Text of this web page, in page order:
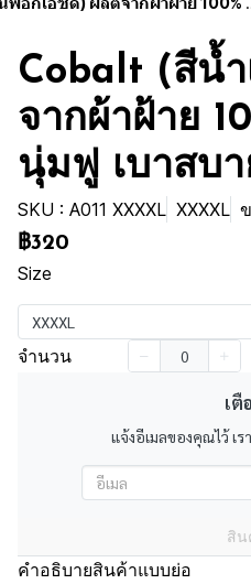
Cobalt (สีน้
จากผ้าฝ้าย
นุ่มฟู เบาสบา
SKU : A011 XXXXL XXXXL
฿320
Size
XXXXL
จำนวน
เตื
แจ้งอีเมลของคุณไว้ เ
สิน
คำอธิบายสินค้าแบบย่อ